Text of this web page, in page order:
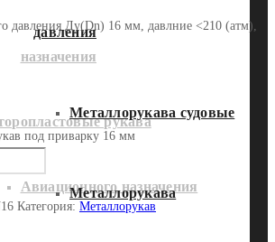
назначения
рукава
Авиационного назначения
давления
Металлорукава судовые
Металлорукава
давления Ду(Dn) 16 мм, давлние <210 (атм),
под приварку 16 мм
Категория: Металлорукав